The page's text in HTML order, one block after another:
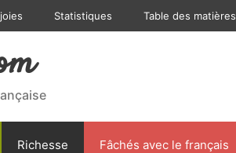
Statistiques Table des matières
Richesse Fâchés avec le français